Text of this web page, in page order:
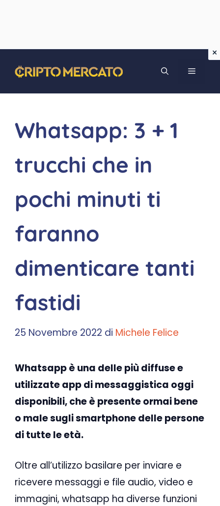
contenuto
MENU
Whatsapp: 3 + 1
trucchi che in
pochi minuti ti
faranno
dimenticare tanti
fastidi
25 Novembre 2022 di Michele Felice
Whatsapp è una delle più diffuse e
utilizzate app di messaggistica oggi
disponibili, che è presente ormai bene
o male sugli smartphone delle persone
di tutte le età.
Oltre all’utilizzo basilare per inviare e
ricevere messaggi e file audio, video e
immagini, whatsapp ha diverse funzioni